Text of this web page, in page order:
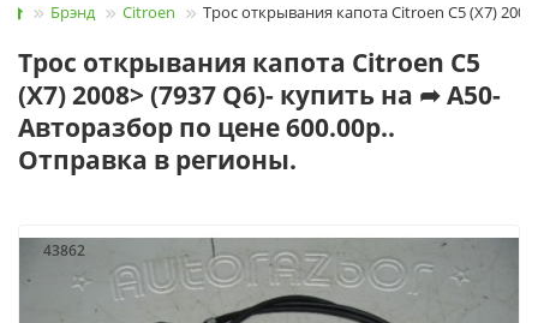
Брэнд Citroen Трос открывания капота Citroen C5 (X7)
Трос открывания капота Citroen C5
(X7) 2008> (7937 Q6)- купить на ➦ А50-
Авторазбор по цене 600.00р..
Отправка в регионы.
43862